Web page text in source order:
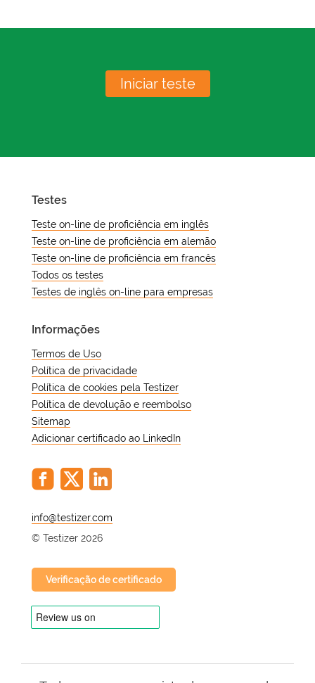
Iniciar teste
Testes
Teste on-line de proficiência em inglês
Teste on-line de proficiência em alemão
Teste on-line de proficiência em francês
Todos os testes
Testes de inglês on-line para empresas
Informações
Termos de Uso
Política de privacidade
Política de cookies pela Testizer
Política de devolução e reembolso
Sitemap
Adicionar certificado ao LinkedIn
@
© Testizer 2026
Verificação de certificado